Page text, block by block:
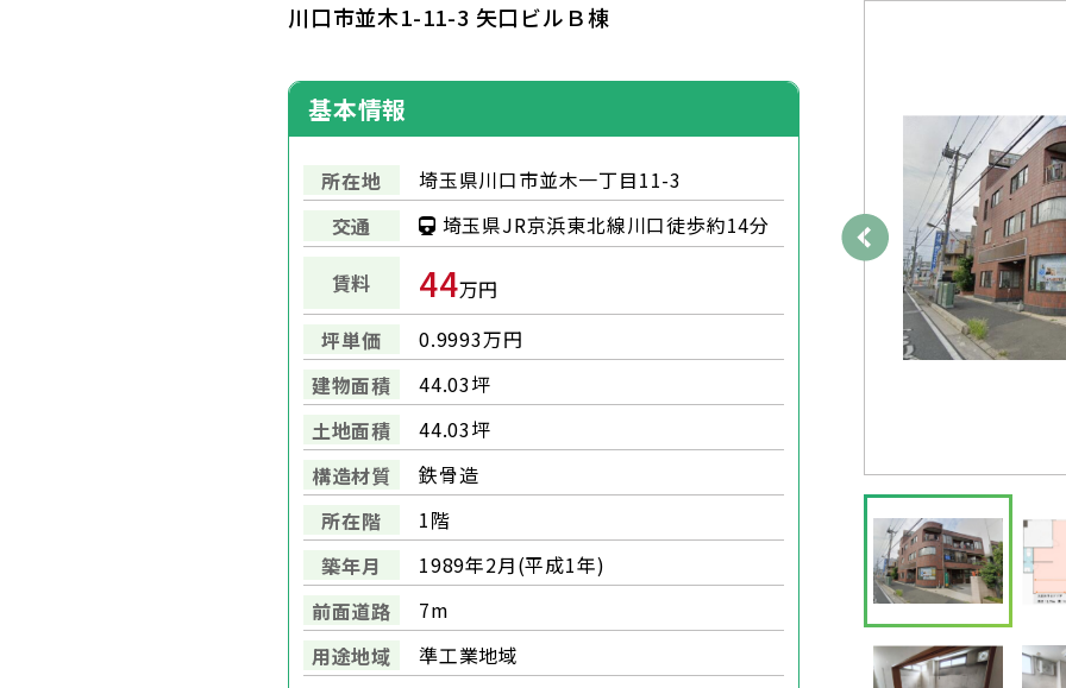
川口市並木1-11-3 矢口ビルＢ棟
基本情報
所在地
埼玉県川口市並木一丁目11-3
交通
埼玉県JR京浜東北線川口徒歩約14分
賃料 44万円
坪単価
0.9993万円
建物面積
44.03坪
土地面積
44.03坪
構造材質
鉄骨造
所在階
1階
築年月
1989年2月(平成1年)
前面道路
7m
用途地域
準工業地域